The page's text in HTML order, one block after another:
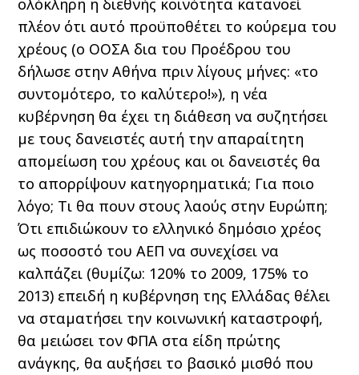
ολόκληρη η διεθνής κοινότητα κατανοεί
πλέον ότι αυτό προϋποθέτει το κούρεμα του
χρέους (ο ΟΟΣΑ δια του Προέδρου του
δήλωσε στην Αθήνα πριν λίγους μήνες: «το
συντομότερο, το καλύτερο!»), η νέα
κυβέρνηση θα έχει τη διάθεση να συζητήσει
με τους δανειστές αυτή την απαραίτητη
απομείωση του χρέους και οι δανειστές θα
το απορρίψουν κατηγορηματικά; Για ποιο
λόγο; Τι θα πουν στους λαούς στην Ευρώπη;
Ότι επιδιώκουν το ελληνικό δημόσιο χρέος
ως ποσοστό του ΑΕΠ να συνεχίσει να
καλπάζει (θυμίζω: 120% το 2009, 175% το
2013) επειδή η κυβέρνηση της Ελλάδας θέλει
να σταματήσει την κοινωνική καταστροφή,
θα μειώσει τον ΦΠΑ στα είδη πρώτης
ανάγκης, θα αυξήσει το βασικό μισθό που